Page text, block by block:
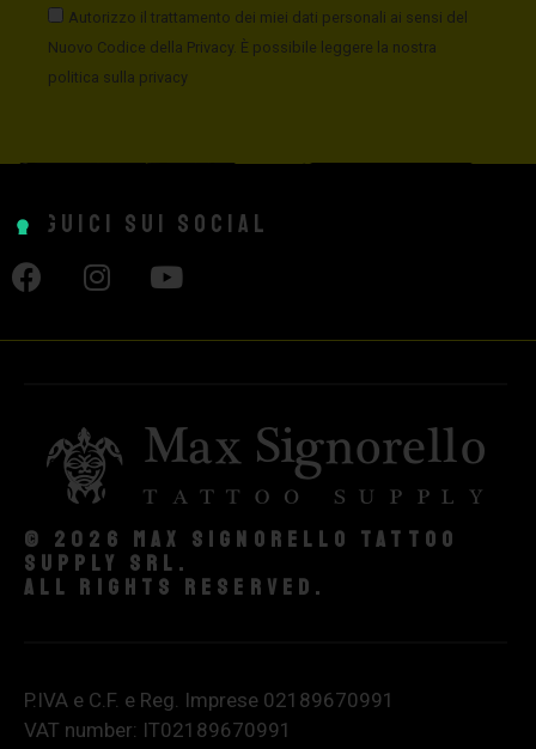
Autorizzo il trattamento dei miei dati personali ai sensi del
Nuovo Codice della Privacy. È possibile leggere la nostra
politica sulla privacy
Seguici sui social
© 2026 Max Signorello Tattoo
supply srl.
All rights reserved.
P.IVA e C.F. e Reg. Imprese 02189670991
VAT number: IT02189670991